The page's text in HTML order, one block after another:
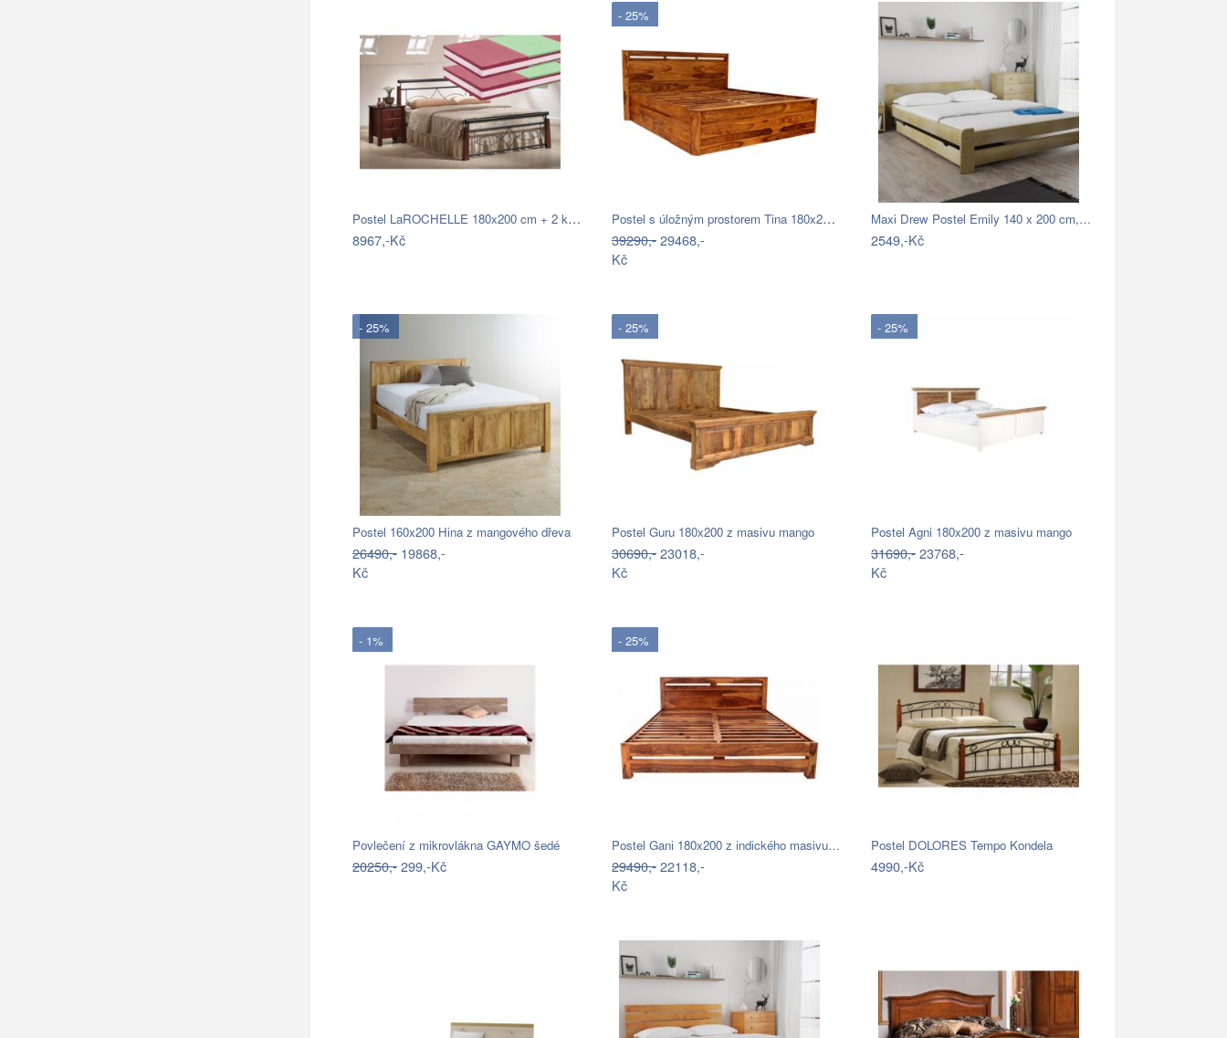
Postel LaROCHELLE 180x200 cm + 2 ks…
8967,-Kč
- 25%
Postel s úložným prostorem Tina 180x200…
39290,-29468,-
Kč
Maxi Drew Postel Emily 140 x 200 cm,…
2549,-Kč
- 25%
Postel 160x200 Hina z mangového dřeva
26490,- 19868,-
Kč
- 25%
Postel Guru 180x200 z masivu mango
30690,-23018,-
Kč
- 25%
Postel Agni 180x200 z masivu mango
31690,-23768,-
Kč
- 1%
Povlečení z mikrovlákna GAYMO šedé
20250,-299,-Kč
- 25%
Postel Gani 180x200 z indického masivu…
29490,-22118,-
Kč
Postel DOLORES Tempo Kondela
4990,-Kč